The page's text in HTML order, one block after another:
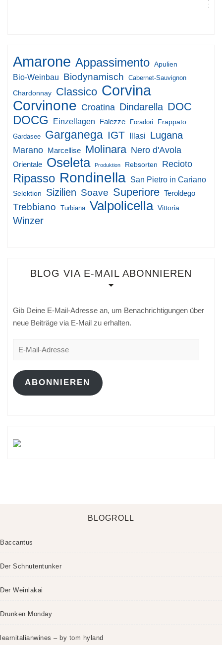
2017
Amarone Appassimento Apulien
Bio-Weinbau Biodynamisch Cabernet-Sauvignon
Chardonnay Classico Corvina
Corvinone Croatina Dindarella DOC
DOCG Einzellagen Falezze Foradori Frappato
Gardasee Garganega IGT Illasi Lugana
Marano Marcellise Molinara Nero d'Avola
Orientale Oseleta Produktion Rebsorten Recioto
Ripasso Rondinella San Pietro in Cariano
Selektion Sizilien Soave Superiore Teroldego
Trebbiano Turbiana Valpolicella Vittoria
Winzer
BLOG VIA E-MAIL ABONNIEREN
Gib Deine E-Mail-Adresse an, um Benachrichtigungen über
neue Beiträge via E-Mail zu erhalten.
Adresse
ABONNIEREN
BLOGROLL
Baccantus
Der Schnutentunker
Der Weinlakai
Drunken Monday
learnitalianwines – by tom hyland